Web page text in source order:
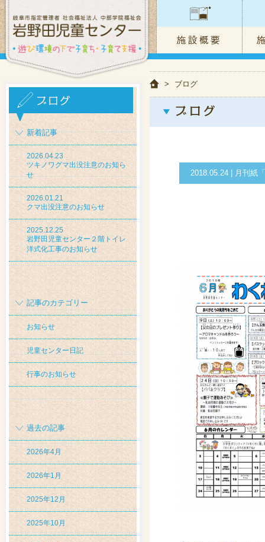
新着記事
2026.04.23
ツキノワグマ出没注意のお知ら
せ
2026.01.21
クマ出没注意のお知らせ
2025.12.25
岩野田児童センター２階トイレ
洋式化工事のお知らせ
記事のカテゴリー
お知らせ
児童センター日記
行事のお知らせ
過去の記事
2026年4月
2026年1月
2025年12月
2025年10月
> ブログ
2018.05.24 | 月刊紙